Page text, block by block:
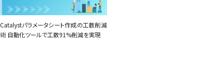
Catalystパラメータシート作成の工数削減
術 自動化ツールで工数91%削減を実現